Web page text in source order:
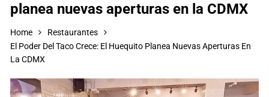
planea nuevas aperturas en la CDMX
Home
Restaurantes
El Poder Del Taco Crece: El Huequito Planea Nuevas Aperturas En
La CDMX